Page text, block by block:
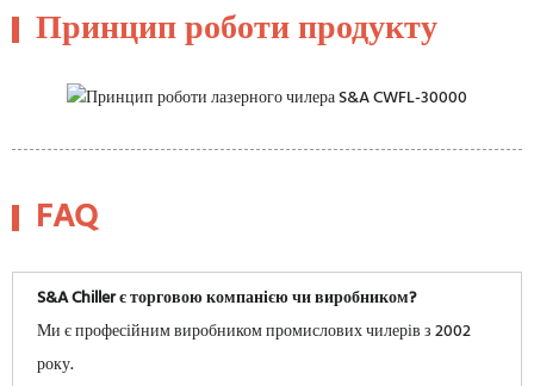
Принцип роботи продукту
FAQ
S&A Chiller є торговою компанією чи виробником?
Ми є професійним виробником промислових чилерів з 2002
року.